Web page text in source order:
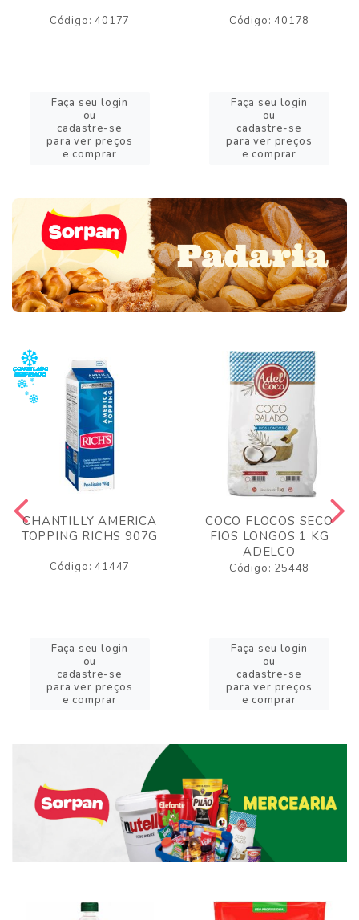
Código: 40177
Faça seu login
ou
cadastre-se
para ver preços
e comprar
Código: 40178
Faça seu login
ou
cadastre-se
para ver preços
e comprar
CHANTILLY AMERICA
TOPPING RICHS 907G
Código: 41447
Faça seu login
ou
cadastre-se
para ver preços
e comprar
COCO FLOCOS SECO
FIOS LONGOS 1 KG
ADELCO
Código: 25448
Faça seu login
ou
cadastre-se
para ver preços
e comprar